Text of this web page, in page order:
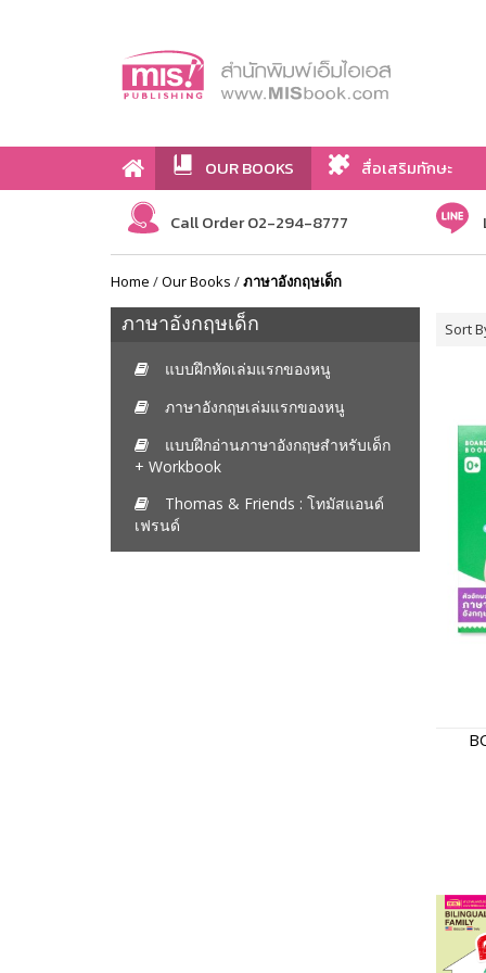
OUR BOOKS สื่อเสริมทักษะ
Call Order 02-294-8777
Home /Our Books /ภาษาอังกฤษเด็ก
ภาษาอังกฤษเด็ก
แบบฝึกหัดเล่มแรกของหนู
ภาษาอังกฤษเล่มแรกของหนู
แบบฝึกอ่านภาษาอังกฤษสำหรับเด็ก
+ Workbook
Thomas & Friends : โทมัสแอนด์
เฟรนด์
Sort